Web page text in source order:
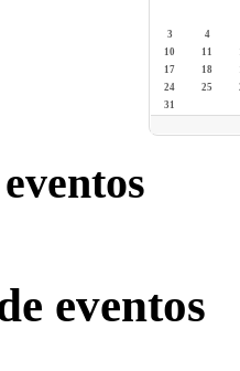
3
4
10
11
17
18
24
25
31
eventos